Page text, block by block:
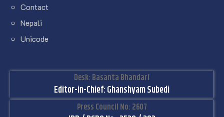
Contact
Nepali
Unicode
Desk: Basanta Bhandari
Editor-in-Chief: Ghanshyam Subedi
Press Council No: 2607